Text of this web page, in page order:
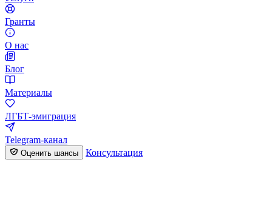
Гранты
О нас
Блог
Материалы
ЛГБТ-эмиграция
Telegram-канал
Оценить шансы Консультация